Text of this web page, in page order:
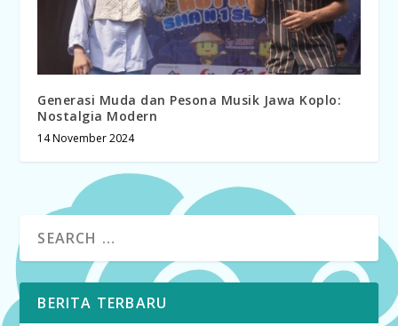
Generasi Muda dan Pesona Musik Jawa Koplo:
Nostalgia Modern
14 November 2024
BERITA TERBARU